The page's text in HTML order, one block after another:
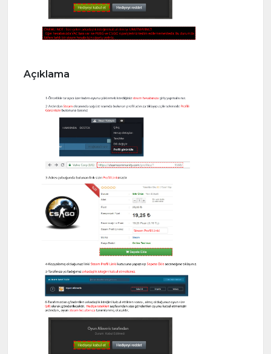
Açıklama